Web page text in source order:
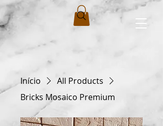
Início
All Products
Bricks Mosaico Premium